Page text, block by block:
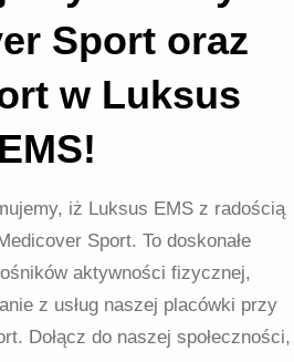
Sport oraz
w Luksus
EMS!
iż Luksus EMS z radością
Sport. To doskonałe
aktywności fizycznej,
z usług naszej placówki przy
Dołącz do naszej społeczności,